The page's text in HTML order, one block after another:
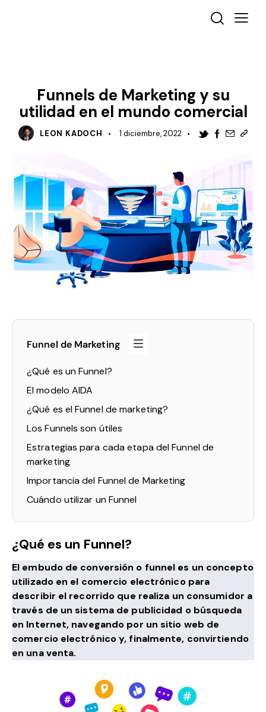
Funnels de Marketing y su
utilidad en el mundo comercial
LEON KADOCH 1 diciembre, 2022
Funnel de Marketing
¿Qué es un Funnel?
El modelo AIDA
¿Qué es el Funnel de marketing?
Los Funnels son útiles
Estrategias para cada etapa del Funnel de
marketing
Importancia del Funnel de Marketing
Cuándo utilizar un Funnel
¿Qué es un Funnel?
El embudo de conversión o funnel es un concepto
utilizado en el comercio electrónico para
describir el recorrido que realiza un consumidor a
través de un sistema de publicidad o búsqueda
en Internet, navegando por un sitio web de
comercio electrónico y, finalmente, convirtiendo
en una venta.